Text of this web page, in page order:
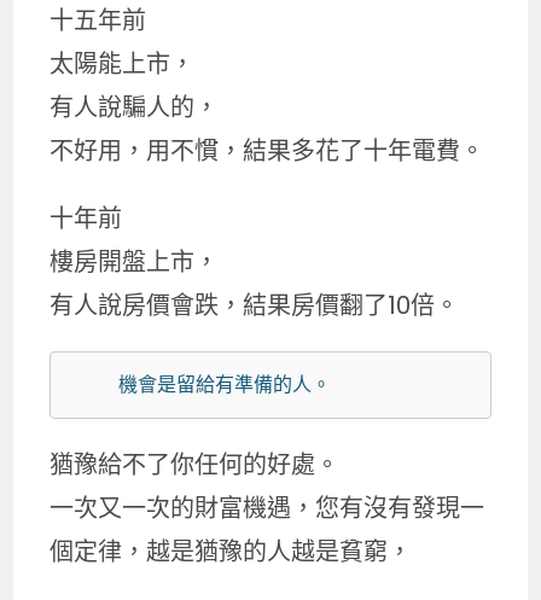
十五年前
太陽能上市，
有人說騙人的，
不好用，用不慣，結果多花了十年電費。
十年前
樓房開盤上市，
有人說房價會跌，結果房價翻了10倍。
    機會是留給有準備的人。
猶豫給不了你任何的好處。
一次又一次的財富機遇，您有沒有發現一
個定律，越是猶豫的人越是貧窮，